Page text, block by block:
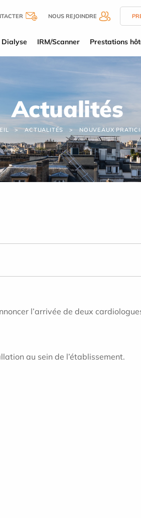
NOUS REJOINDRE
Dialyse IRM/Scanner Prestations
Actualités
ACTUALITÉS NOUVEAUX
l’arrivée de deux
au sein de l’établissement.